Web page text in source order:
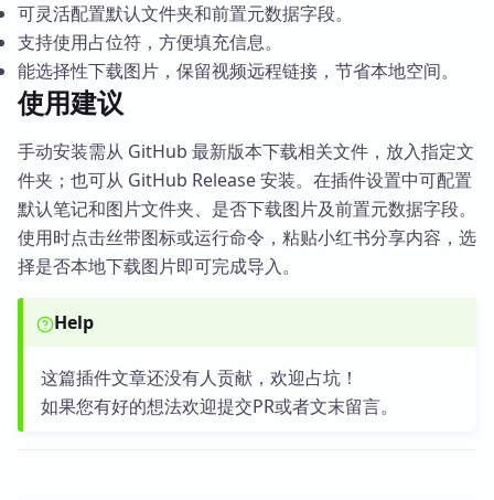
可灵活配置默认文件夹和前置元数据字段。
支持使用占位符，方便填充信息。
能选择性下载图片，保留视频远程链接，节省本地空间。
使用建议
手动安装需从 GitHub 最新版本下载相关文件，放入指定文
件夹；也可从 GitHub Release 安装。在插件设置中可配置
默认笔记和图片文件夹、是否下载图片及前置元数据字段。
使用时点击丝带图标或运行命令，粘贴小红书分享内容，选
择是否本地下载图片即可完成导入。
Help
这篇插件文章还没有人贡献，欢迎占坑！
如果您有好的想法欢迎提交PR或者文末留言。